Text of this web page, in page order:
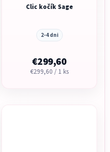
Clic kočík Sage
2-4 dni
€299,60
Jednotková
€299,60 / 1 ks